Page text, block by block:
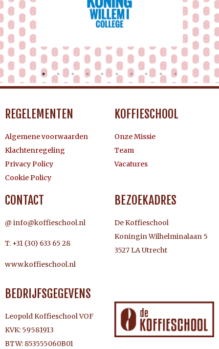
REGELEMENTEN
Algemene voorwaarden
Klachtenregeling
Privacy Policy
Cookie Policy
KOFFIESCHOOL
Onze Missie
Team
Vacatures
CONTACT
@ info@koffieschool.nl
T. +31 (30) 633 65 28
www.koffieschool.nl
BEZOEKADRES
De Koffieschool
Koningin Wilhelminalaan 5
3527 LA Utrecht
BEDRIJFSGEGEVENS
Leopold Koffieschool VOF
KVK: 59581913
BTW: 853555060B01